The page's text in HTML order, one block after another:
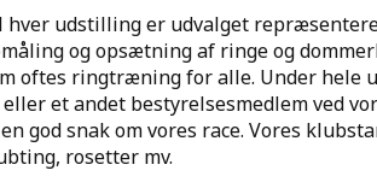
hver udstilling er udvalget
og opsætning af ringe og
oftes ringtræning for alle. Under hele
eller et andet bestyrelsesmedlem ved
god snak om vores race. Vores
rosetter mv.